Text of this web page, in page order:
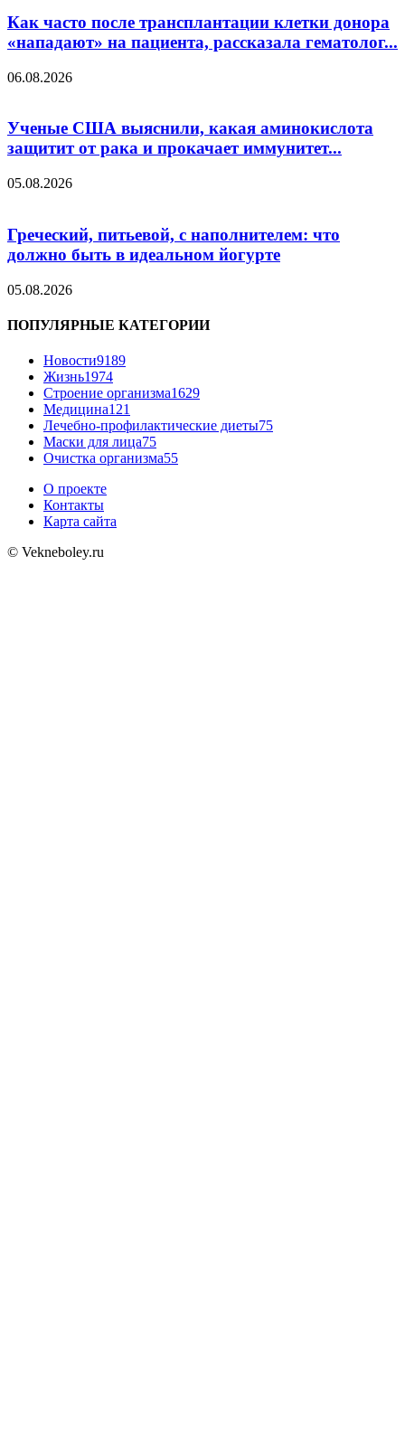
Как часто после трансплантации клетки донора
«нападают» на пациента, рассказала гематолог...
06.08.2026
Ученые США выяснили, какая аминокислота
защитит от рака и прокачает иммунитет...
05.08.2026
Греческий, питьевой, с наполнителем: что
должно быть в идеальном йогурте
05.08.2026
ПОПУЛЯРНЫЕ КАТЕГОРИИ
Новости9189
Жизнь1974
Строение организма1629
Медицина121
Лечебно-профилактические диеты75
Маски для лица75
Очистка организма55
О проекте
Контакты
Карта сайта
© Vekneboley.ru